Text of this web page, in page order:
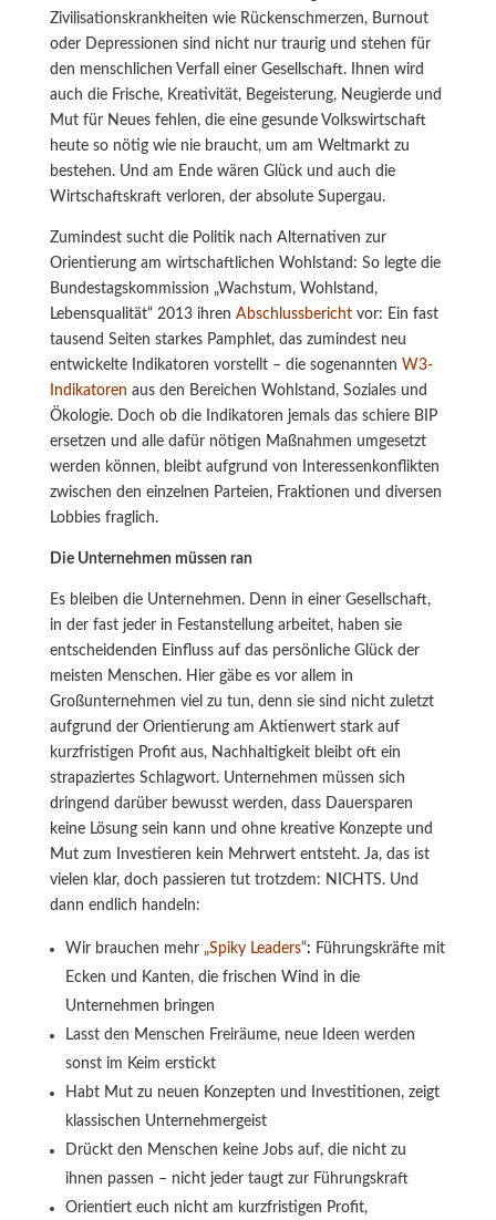
Zivilisationskrankheiten wie Rückenschmerzen, Burnout
oder Depressionen sind nicht nur traurig und stehen für
den menschlichen Verfall einer Gesellschaft. Ihnen wird
auch die Frische, Kreativität, Begeisterung, Neugierde und
Mut für Neues fehlen, die eine gesunde Volkswirtschaft
heute so nötig wie nie braucht, um am Weltmarkt zu
bestehen. Und am Ende wären Glück und auch die
Wirtschaftskraft verloren, der absolute Supergau.
Zumindest sucht die Politik nach Alternativen zur
Orientierung am wirtschaftlichen Wohlstand: So legte die
Bundestagskommission „Wachstum, Wohlstand,
Lebensqualität“ 2013 ihren Abschlussberichtvor: Ein fast
tausend Seiten starkes Pamphlet, das zumindest neu
entwickelte Indikatoren vorstellt – die sogenannten W3-
Indikatoren aus den Bereichen Wohlstand, Soziales und
Ökologie. Doch ob die Indikatoren jemals das schiere BIP
ersetzen und alle dafür nötigen Maßnahmen umgesetzt
werden können, bleibt aufgrund von Interessenkonflikten
zwischen den einzelnen Parteien, Fraktionen und diversen
Lobbies fraglich.
Die Unternehmen müssen ran
Es bleiben die Unternehmen. Denn in einer Gesellschaft,
in der fast jeder in Festanstellung arbeitet, haben sie
entscheidenden Einfluss auf das persönliche Glück der
meisten Menschen. Hier gäbe es vor allem in
Großunternehmen viel zu tun, denn sie sind nicht zuletzt
aufgrund der Orientierung am Aktienwert stark auf
kurzfristigen Profit aus, Nachhaltigkeit bleibt oft ein
strapaziertes Schlagwort. Unternehmen müssen sich
dringend darüber bewusst werden, dass Dauersparen
keine Lösung sein kann und ohne kreative Konzepte und
Mut zum Investieren kein Mehrwert entsteht. Ja, das ist
vielen klar, doch passieren tut trotzdem: NICHTS. Und
dann endlich handeln:
Wir brauchen mehr„Spiky Leaders“: Führungskräfte mit
Ecken und Kanten, die frischen Wind in die
Unternehmen bringen
Lasst den Menschen Freiräume, neue Ideen werden
sonst im Keim erstickt
Habt Mut zu neuen Konzepten und Investitionen, zeigt
klassischen Unternehmergeist
Drückt den Menschen keine Jobs auf, die nicht zu
ihnen passen – nicht jeder taugt zur Führungskraft
Orientiert euch nicht am kurzfristigen Profit,